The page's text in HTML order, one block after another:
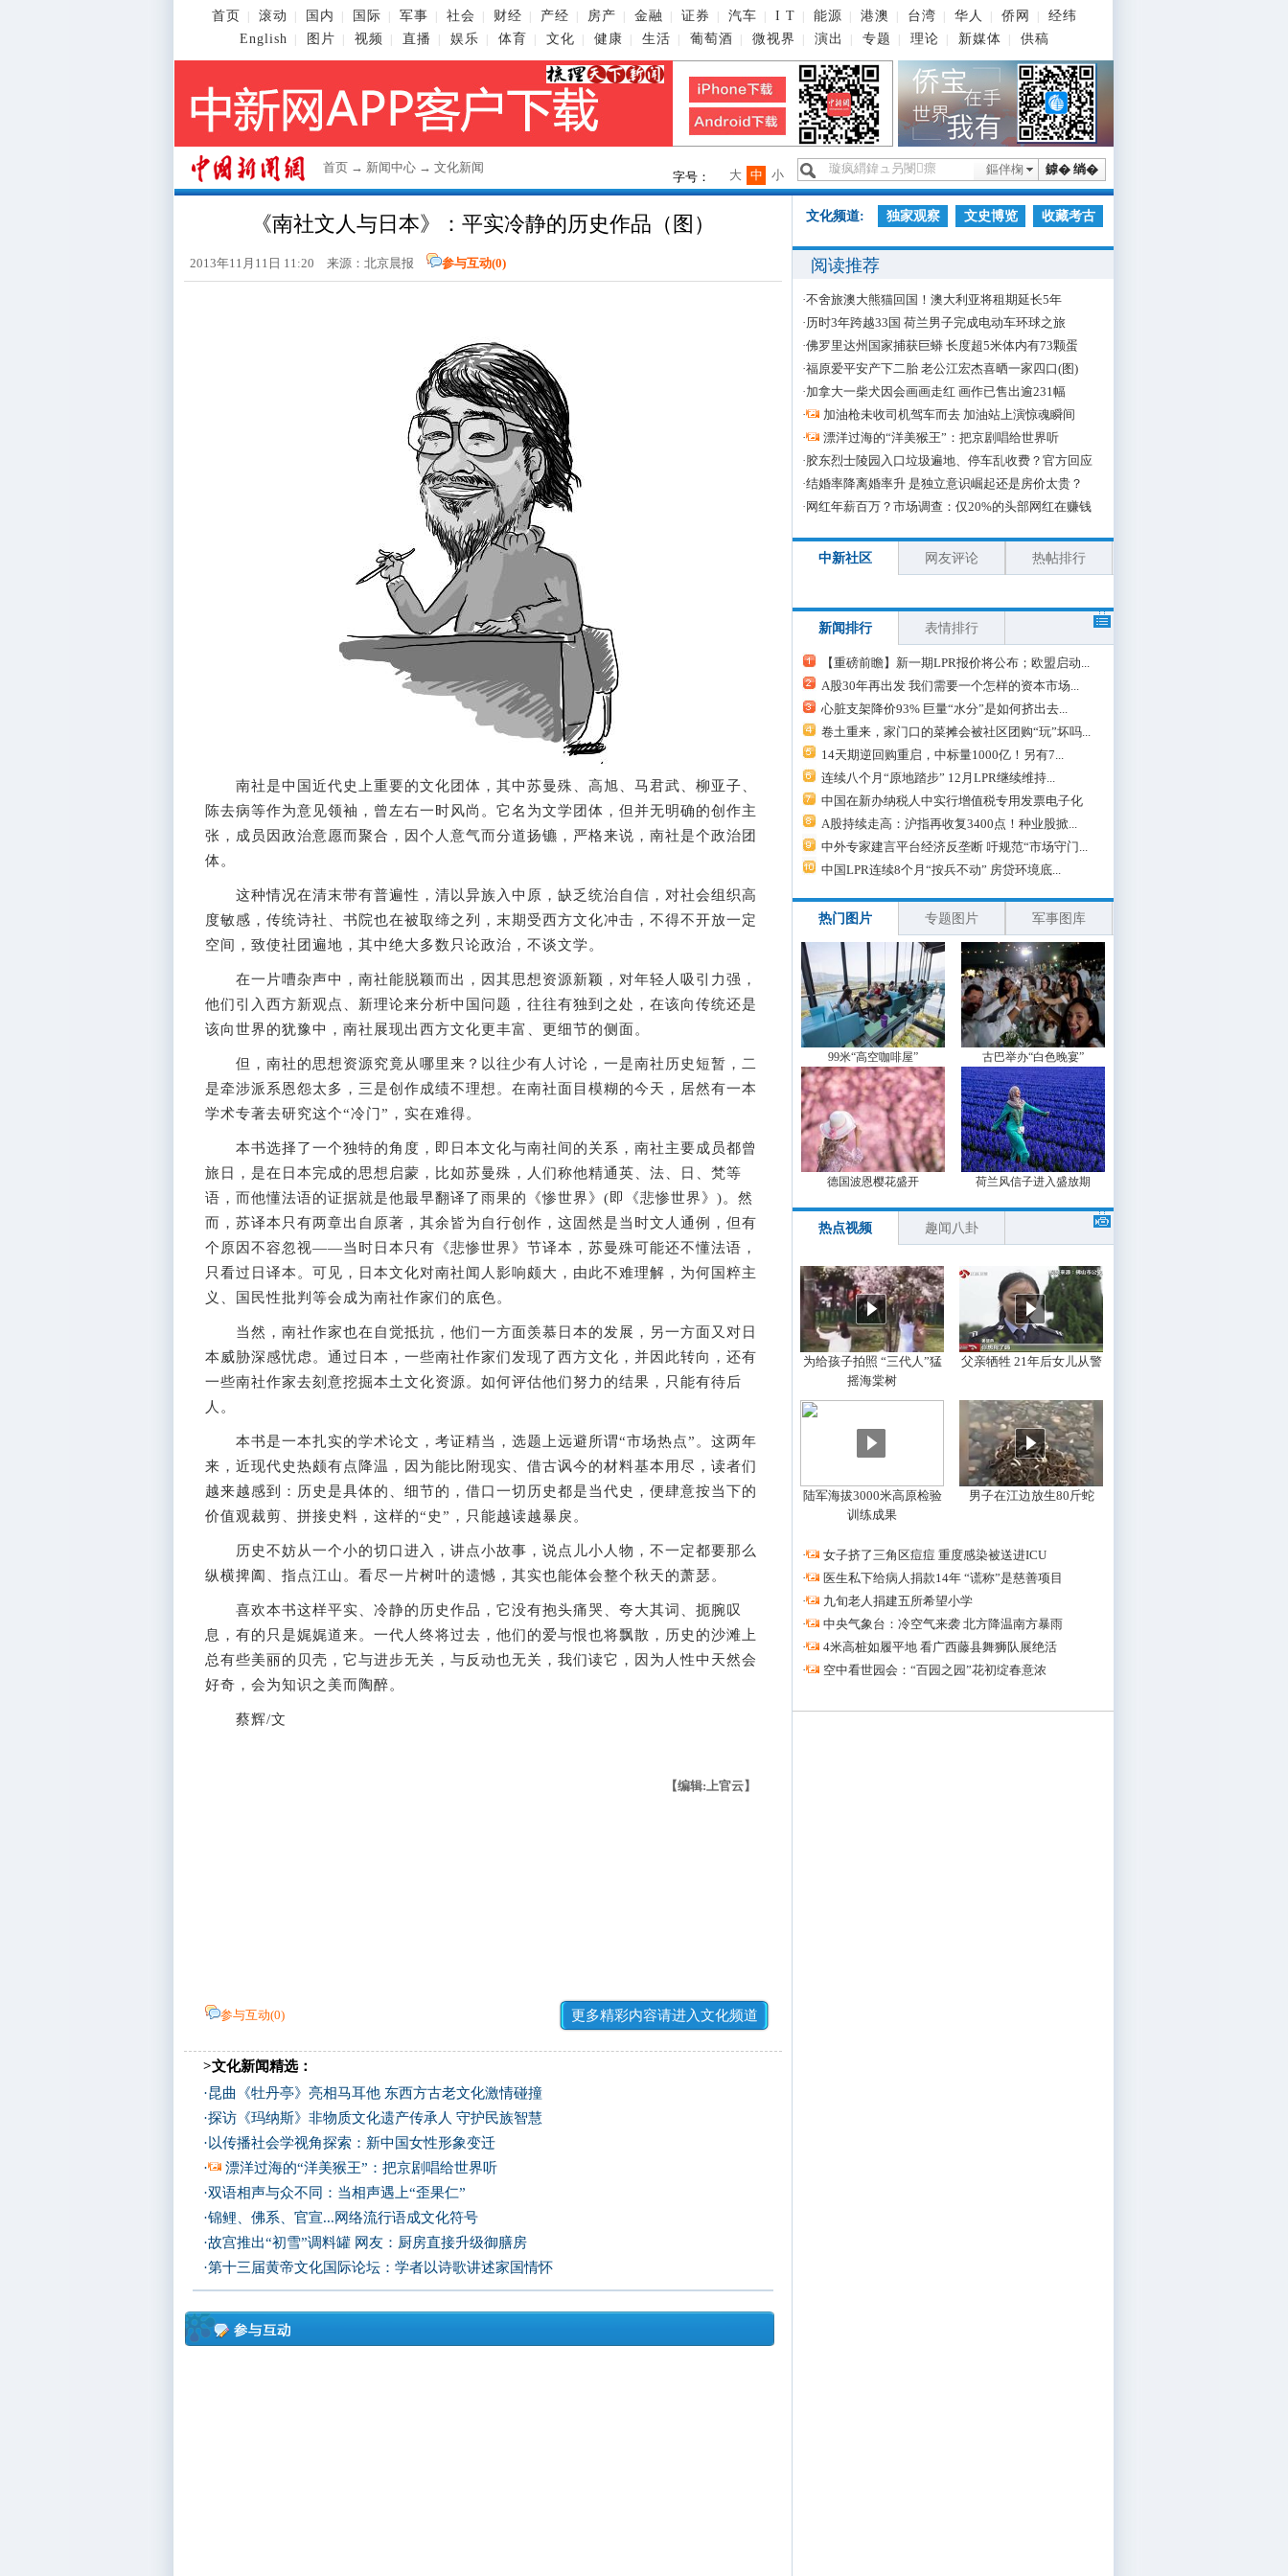
首页 滚动 国内 国际 军事 社会 财经 产经 房产 金融 证券 汽车 I T 能源 港澳 台湾 华人 侨网
经纬
English
图片 视频 直播 娱乐 体育 文化 健康 生活 葡萄酒 微视界 演出 专题 理论 新媒体 供稿
首页 → 新闻中心 → 文化新闻 鎼� 绱�
鏂伴椈
字号： 小
中
大
《南社文人与日本》：平实冷静的历史作品（图）
2013年11月11日 11:20 来源：北京晨报 参与互动(0)
南社是中国近代史上重要的文化团体，其中苏曼殊、高旭、马君武、柳亚子、
陈去病等作为意见领袖，曾左右一时风尚。它名为文学团体，但并无明确的创作主
张，成员因政治意愿而聚合，因个人意气而分道扬镳，严格来说，南社是个政治团
体。
这种情况在清末带有普遍性，清以异族入中原，缺乏统治自信，对社会组织高
度敏感，传统诗社、书院也在被取缔之列，末期受西方文化冲击，不得不开放一定
空间，致使社团遍地，其中绝大多数只论政治，不谈文学。
在一片嘈杂声中，南社能脱颖而出，因其思想资源新颖，对年轻人吸引力强，
他们引入西方新观点、新理论来分析中国问题，往往有独到之处，在该向传统还是
该向世界的犹豫中，南社展现出西方文化更丰富、更细节的侧面。
但，南社的思想资源究竟从哪里来？以往少有人讨论，一是南社历史短暂，二
是牵涉派系恩怨太多，三是创作成绩不理想。在南社面目模糊的今天，居然有一本
学术专著去研究这个“冷门”，实在难得。
本书选择了一个独特的角度，即日本文化与南社间的关系，南社主要成员都曾
旅日，是在日本完成的思想启蒙，比如苏曼殊，人们称他精通英、法、日、梵等
语，而他懂法语的证据就是他最早翻译了雨果的《惨世界》(即《悲惨世界》)。然
而，苏译本只有两章出自原著，其余皆为自行创作，这固然是当时文人通例，但有
个原因不容忽视——当时日本只有《悲惨世界》节译本，苏曼殊可能还不懂法语，
只看过日译本。可见，日本文化对南社闻人影响颇大，由此不难理解，为何国粹主
义、国民性批判等会成为南社作家们的底色。
当然，南社作家也在自觉抵抗，他们一方面羡慕日本的发展，另一方面又对日
本威胁深感忧虑。通过日本，一些南社作家们发现了西方文化，并因此转向，还有
一些南社作家去刻意挖掘本土文化资源。如何评估他们努力的结果，只能有待后
人。
本书是一本扎实的学术论文，考证精当，选题上远避所谓“市场热点”。这两年
来，近现代史热颇有点降温，因为能比附现实、借古讽今的材料基本用尽，读者们
越来越感到：历史是具体的、细节的，借口一切历史都是当代史，便肆意按当下的
价值观裁剪、拼接史料，这样的“史”，只能越读越暴戾。
历史不妨从一个小的切口进入，讲点小故事，说点儿小人物，不一定都要那么
纵横捭阖、指点江山。看尽一片树叶的遗憾，其实也能体会整个秋天的萧瑟。
喜欢本书这样平实、冷静的历史作品，它没有抱头痛哭、夸大其词、扼腕叹
息，有的只是娓娓道来。一代人终将过去，他们的爱与恨也将飘散，历史的沙滩上
总有些美丽的贝壳，它与进步无关，与反动也无关，我们读它，因为人性中天然会
好奇，会为知识之美而陶醉。
蔡辉/文
【编辑:上官云】
参与互动(0) 更多精彩内容请进入文化频道
>文化新闻精选：
·昆曲《牡丹亭》亮相马耳他 东西方古老文化激情碰撞
·探访《玛纳斯》非物质文化遗产传承人 守护民族智慧
·以传播社会学视角探索：新中国女性形象变迁
·
漂洋过海的“洋美猴王”：把京剧唱给世界听
·双语相声与众不同：当相声遇上“歪果仁”
·锦鲤、佛系、官宣...网络流行语成文化符号
·故宫推出“初雪”调料罐 网友：厨房直接升级御膳房
·第十三届黄帝文化国际论坛：学者以诗歌讲述家国情怀
文化频道: 独家观察 文史博览 收藏考古
阅读推荐
·不舍旅澳大熊猫回国！澳大利亚将租期延长5年
·历时3年跨越33国 荷兰男子完成电动车环球之旅
·佛罗里达州国家捕获巨蟒 长度超5米体内有73颗蛋
·福原爱平安产下二胎 老公江宏杰喜晒一家四口(图)
·加拿大一柴犬因会画画走红 画作已售出逾231幅
·
加油枪未收司机驾车而去 加油站上演惊魂瞬间
·
漂洋过海的“洋美猴王”：把京剧唱给世界听
·胶东烈士陵园入口垃圾遍地、停车乱收费？官方回应
·结婚率降离婚率升 是独立意识崛起还是房价太贵？
· 网红年薪百万？市场调查：仅20%的头部网红在赚钱
中新社区 网友评论 热帖排行
新闻排行 表情排行
【重磅前瞻】新一期LPR报价将公布；欧盟启动...
A股30年再出发 我们需要一个怎样的资本市场...
心脏支架降价93% 巨量“水分”是如何挤出去...
卷土重来，家门口的菜摊会被社区团购“玩”坏吗...
14天期逆回购重启，中标量1000亿！另有7...
连续八个月“原地踏步” 12月LPR继续维持...
中国在新办纳税人中实行增值税专用发票电子化
A股持续走高：沪指再收复3400点！种业股掀...
中外专家建言平台经济反垄断 吁规范“市场守门...
中国LPR连续8个月“按兵不动” 房贷环境底...
热门图片 专题图片 军事图库
99米“高空咖啡屋” 古巴举办“白色晚宴”
德国波恩樱花盛开 荷兰风信子进入盛放期
热点视频 趣闻八卦
为给孩子拍照 “三代人”猛
摇海棠树
父亲牺牲 21年后女儿从警
陆军海拔3000米高原检验
训练成果
男子在江边放生80斤蛇
·
女子挤了三角区痘痘 重度感染被送进ICU
·
医生私下给病人捐款14年 “谎称”是慈善项目
·
九旬老人捐建五所希望小学
·
中央气象台：冷空气来袭 北方降温南方暴雨
·
4米高桩如履平地 看广西藤县舞狮队展绝活
·
空中看世园会：“百园之园”花初绽春意浓